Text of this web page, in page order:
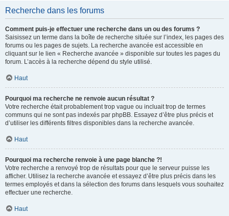
Recherche dans les forums
Comment puis-je effectuer une recherche dans un ou des forums ?
Saisissez un terme dans la boîte de recherche située sur l’index, les pages des
forums ou les pages de sujets. La recherche avancée est accessible en
cliquant sur le lien « Recherche avancée » disponible sur toutes les pages du
forum. L’accès à la recherche dépend du style utilisé.
Haut
Pourquoi ma recherche ne renvoie aucun résultat ?
Votre recherche était probablement trop vague ou incluait trop de termes
communs qui ne sont pas indexés par phpBB. Essayez d’être plus précis et
d’utiliser les différents filtres disponibles dans la recherche avancée.
Haut
Pourquoi ma recherche renvoie à une page blanche ?!
Votre recherche a renvoyé trop de résultats pour que le serveur puisse les
afficher. Utilisez la recherche avancée et essayez d’être plus précis dans les
termes employés et dans la sélection des forums dans lesquels vous souhaitez
effectuer une recherche.
Haut